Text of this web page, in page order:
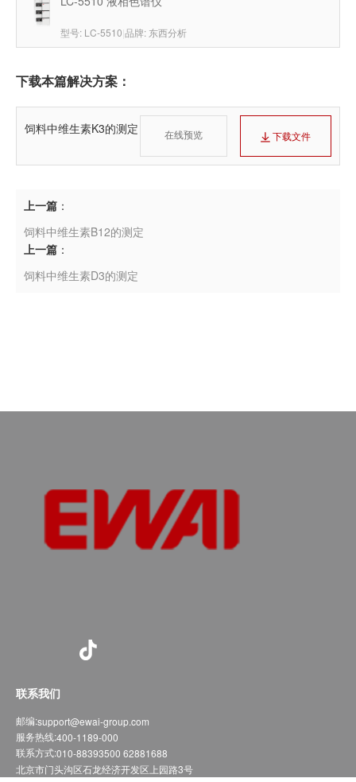
型号: LC-5510 品牌: 东西分析
下载本篇解决方案：
饲料中维生素K3的测定 在线预览 下载文件
上一篇 ：
饲料中维生素B12的测定
上一篇 ：
饲料中维生素D3的测定
联系我们
邮编:support@ewai-group.com
服务热线:400-1189-000
联系方式:010-88393500 62881688
北京市门头沟区石龙经济开发区上园路3号